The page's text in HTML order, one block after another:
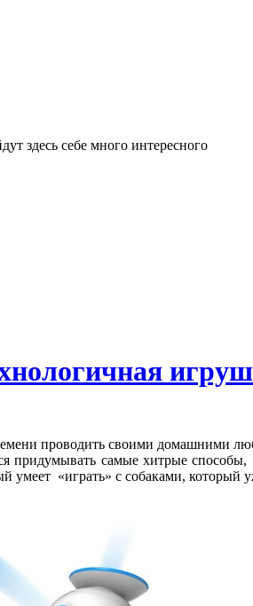
здесь себе много интересного
проводить своими домашними
придумывать самые хитрые
умеет «играть» с собаками, который